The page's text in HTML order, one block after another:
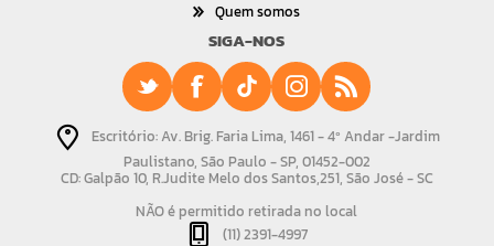
Quem somos
SIGA-NOS
Escritório: Av. Brig. Faria Lima, 1461 - 4º Andar -Jardim
Paulistano, São Paulo - SP, 01452-002
CD: Galpão 10, R.Judite Melo dos Santos,251, São José - SC
NÃO é permitido retirada no local
(11) 2391-4997